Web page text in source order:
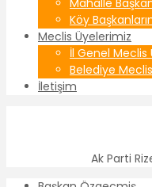
Köy
Meclis Üyelerimiz
İl Genel Meclis
Belediye
İletişim
Ak Parti